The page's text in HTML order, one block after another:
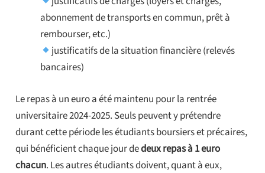
abonnement de transports en commun, prêt à
rembourser, etc.)
justificatifs de la situation financière (relevés
bancaires)
Le repas à un euro a été maintenu pour la rentrée
universitaire 2024-2025. Seuls peuvent y prétendre
durant cette période les étudiants boursiers et précaires,
qui bénéficient chaque jour dedeux repas à 1 euro
chacun. Les autres étudiants doivent, quant à eux,